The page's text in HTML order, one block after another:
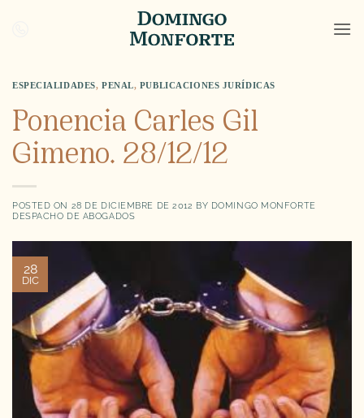
ESPECIALIDADES, PENAL, PUBLICACIONES JURÍDICAS
Ponencia Carles Gil
Gimeno. 28/12/12
POSTED ON 28 DE DICIEMBRE DE 2012 BY DOMINGO MONFORTE
DESPACHO DE ABOGADOS
28
DIC